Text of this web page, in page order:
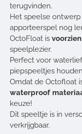
terugvinden.
Het speelse
apporteerspel nog
OctoFloat is
speelplezier.
Perfect voor
piepspeeltjes
Omdat de Octofloat
waterproof
keuze!
Dit speeltje is in
verkrijgbaar.